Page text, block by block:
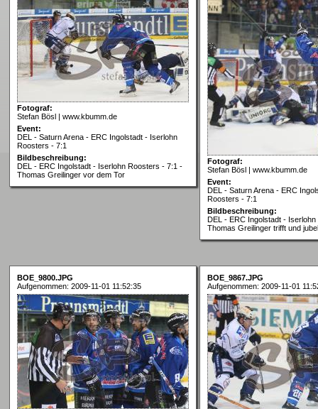
Fotograf:
Stefan Bösl | www.kbumm.de
Event:
DEL - Saturn Arena - ERC Ingolstadt - Iserlohn
Roosters - 7:1
Bildbeschreibung:
DEL - ERC Ingolstadt - Iserlohn Roosters - 7:1 -
Thomas Greilinger vor dem Tor
Fotograf:
Stefan Bösl | www.kbumm.de
Event:
DEL - Saturn Arena - ERC
Roosters - 7:1
Bildbeschreibung:
DEL - ERC Ingolstadt -
Thomas Greilinger trifft und
BOE_9800.JPG
Aufgenommen: 2009-11-01 11:52:35
BOE_9867.JPG
Aufgenommen: 2009-11-01